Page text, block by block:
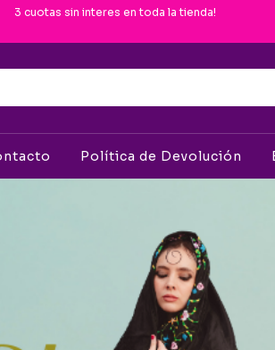
3 cuotas sin interes en toda la tienda!
Política de Devolución